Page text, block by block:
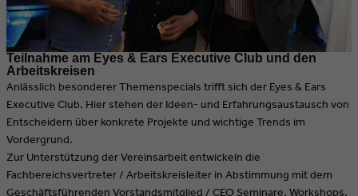
Teilnahme am Eyes & Ears Executive Club und den
Arbeitskreisen
Anlässlich besonderer Themenspecials trifft sich der Eyes & Ears
Executive Club. Hier stehen der Ideen- und Erfahrungsaustausch von
Entscheidern über konkrete Projekte und wichtige Trends im
Vordergrund.
Zur Unterstützung der Vereinsarbeit entwickeln die
Fachbereichsvertreter / Arbeitskreisleiter in Abstimmung mit dem
Geschäftsführenden Vorstandsmitglied / CEO Seminare, Workshops,